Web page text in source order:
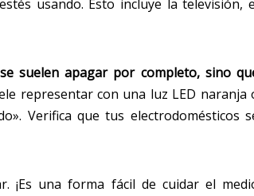
usando. Esto incluye la televisión,
suelen apagar por completo, sino
representar con una luz LED naranja
Verifica que tus electrodomésticos
¡Es una forma fácil de cuidar el